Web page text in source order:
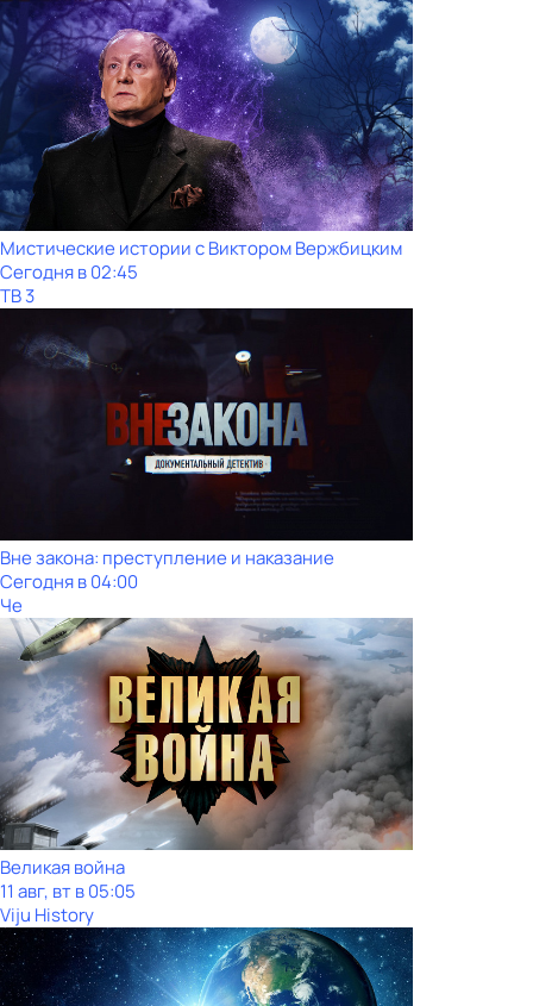
Мистические истории с Виктором Вержбицким
Сегодня в 02:45
ТВ 3
Вне закона: преступление и наказание
Сегодня в 04:00
Че
Великая война
11 авг, вт в 05:05
Viju History